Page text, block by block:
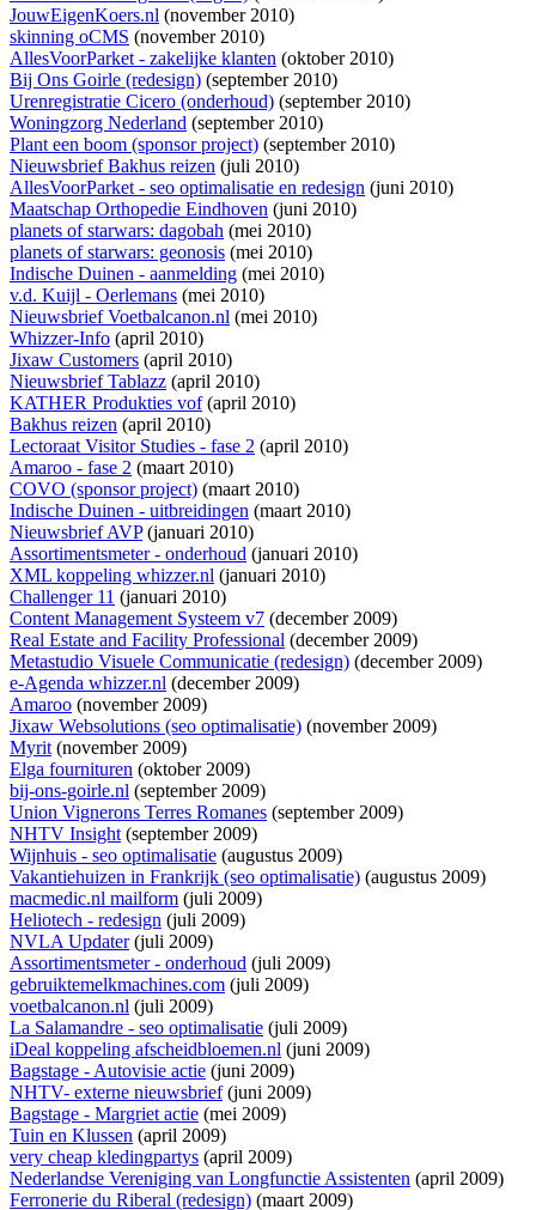
JouwEigenKoers.nl (november 2010)
skinning oCMS (november 2010)
AllesVoorParket - zakelijke klanten (oktober 2010)
Bij Ons Goirle (redesign) (september 2010)
Urenregistratie Cicero (onderhoud) (september 2010)
Woningzorg Nederland (september 2010)
Plant een boom (sponsor project) (september 2010)
Nieuwsbrief Bakhus reizen (juli 2010)
AllesVoorParket - seo optimalisatie en redesign (juni 2010)
Maatschap Orthopedie Eindhoven (juni 2010)
planets of starwars: dagobah (mei 2010)
planets of starwars: geonosis (mei 2010)
Indische Duinen - aanmelding (mei 2010)
v.d. Kuijl - Oerlemans (mei 2010)
Nieuwsbrief Voetbalcanon.nl (mei 2010)
Whizzer-Info (april 2010)
Jixaw Customers (april 2010)
Nieuwsbrief Tablazz (april 2010)
KATHER Produkties vof(april 2010)
Bakhus reizen (april 2010)
Lectoraat Visitor Studies - fase 2 (april 2010)
Amaroo - fase 2 (maart 2010)
COVO (sponsor project) (maart 2010)
Indische Duinen - uitbreidingen (maart 2010)
Nieuwsbrief AVP(januari 2010)
Assortimentsmeter - onderhoud (januari 2010)
XML koppeling whizzer.nl (januari 2010)
Challenger 11 (januari 2010)
Content Management Systeem v7 (december 2009)
Real Estate and Facility Professional (december 2009)
Metastudio Visuele Communicatie (redesign) (december 2009)
e-Agenda whizzer.nl (december 2009)
Amaroo (november 2009)
Jixaw Websolutions (seo optimalisatie) (november 2009)
Myrit(november 2009)
Elga fournituren (oktober 2009)
bij-ons-goirle.nl (september 2009)
Union Vignerons Terres Romanes (september 2009)
NHTV Insight(september 2009)
Wijnhuis - seo optimalisatie (augustus 2009)
Vakantiehuizen in Frankrijk (seo optimalisatie) (augustus 2009)
macmedic.nl mailform (juli 2009)
Heliotech - redesign (juli 2009)
NVLA Updater(juli 2009)
Assortimentsmeter - onderhoud (juli 2009)
gebruiktemelkmachines.com (juli 2009)
voetbalcanon.nl (juli 2009)
La Salamandre - seo optimalisatie (juli 2009)
iDeal koppeling afscheidbloemen.nl (juni 2009)
Bagstage - Autovisie actie (juni 2009)
NHTV- externe nieuwsbrief(juni 2009)
Bagstage - Margriet actie (mei 2009)
Tuin en Klussen (april 2009)
very cheap kledingpartys (april 2009)
Nederlandse Vereniging van Longfunctie Assistenten (april 2009)
Ferronerie du Riberal (redesign) (maart 2009)